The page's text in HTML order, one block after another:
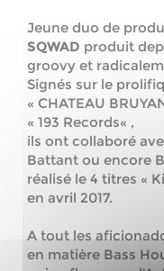
Jeune duo de
SQWAD produit
groovy et
Signés sur le
« CHATEAU
« 193 Records« ,
ils ont collaboré
Battant ou encore
réalisé le 4 titres «
en avril 2017.
A tout les
en matière Bass